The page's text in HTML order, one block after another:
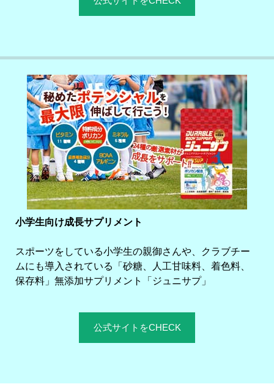
小学生向け成長サプリメント
スポーツをしている小学生の親御さんや、クラブチー
ムにも導入されている「砂糖、人工甘味料、着色料、
保存料」無添加サプリメント「ジュニサプ」
公式サイトをCHECK